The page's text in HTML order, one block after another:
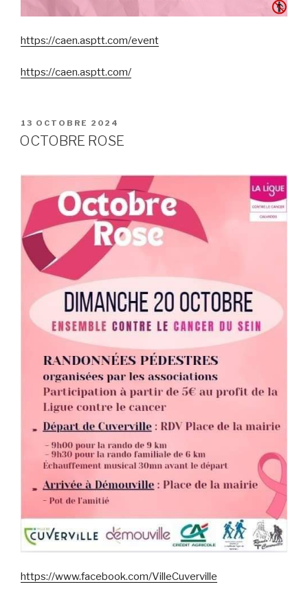
https://caen.asptt.com/event
https://caen.asptt.com/
PUBLIÉ
LE
13 OCTOBRE 2024
OCTOBRE ROSE
https://www.facebook.com/VilleCuverville